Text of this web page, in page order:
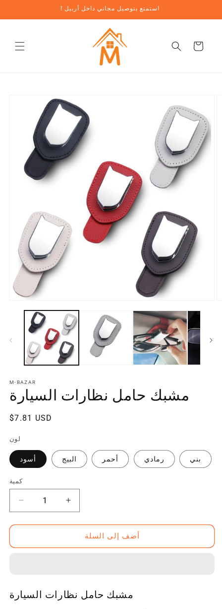
المحتوى
! استمتع بتوصيل مجاني داخل أربيل
عربة
M-BAZAR
مشبك حامل نظارات السيارة
سعر
$7.81 USD
لون
أسود البيج أحمر رمادي بني
كمية
ل
حامل
زيادة
ل
مشبك
حامل
أضف إلى السلة
مشبك حامل نظارات السيارة